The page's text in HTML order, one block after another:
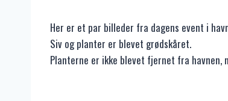
Her er et par billeder fra dagens event i
Siv og planter er blevet grødskåret.
Planterne er ikke blevet fjernet fra havnen,